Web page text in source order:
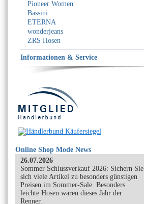
Pioneer Women
Bassini
ETERNA
wonderjeans
ZRS Hosen
Informationen & Service
Online Shop Mode News
26.07.2026
Sommer Schlussverkauf 2026: Sichern Sie
sich viele Artikel zu besonders günstigen
Preisen im Sommer-Sale. Besonders
leichte Hosen waren dieses Jahr der
Renner.